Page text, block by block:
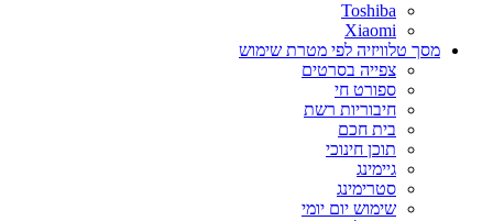
Toshiba
Xiaomi
מסך טלוויזיה לפי מטרת שימוש
צפייה בסרטים
ספורט חי
חיבוריות רשת
בית חכם
תוכן חינוכי
גיימינג
סטרימינג
שימוש יום יומי